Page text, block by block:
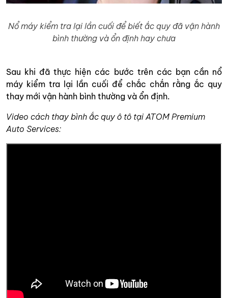
Nổ máy kiểm tra lại lần cuối để biết ắc quy đã vận hành
bình thường và ổn định hay chưa
Sau khi đã thực hiện các bước trên các bạn cần nổ
máy kiểm tra lại lần cuối để chắc chắn rằng ắc quy
thay mới vận hành bình thường và ổn định.
Video cách thay bình ắc quy ô tô tại ATOM Premium
Auto Services: